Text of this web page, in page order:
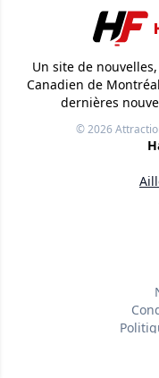
Un site de
Canadien de
dernières
© 2026